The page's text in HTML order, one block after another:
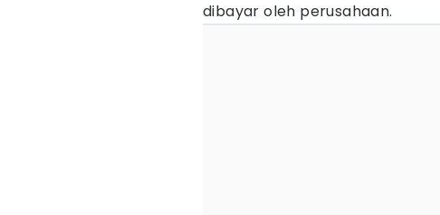
dibayar oleh perusahaan.